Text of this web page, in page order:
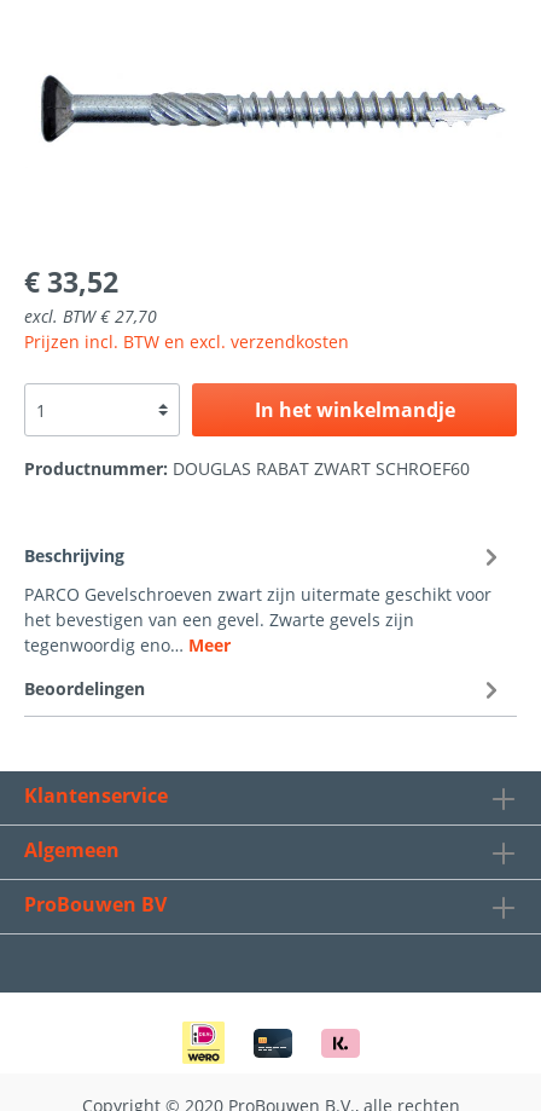
€ 33,52
excl. BTW € 27,70
Prijzen incl. BTW en excl. verzendkosten
In het winkelmandje
Productnummer: DOUGLAS RABAT ZWART SCHROEF60
Beschrijving
PARCO Gevelschroeven zwart zijn uitermate geschikt voor
het bevestigen van een gevel. Zwarte gevels zijn
tegenwoordig eno… Meer
Beoordelingen
Klantenservice
Algemeen
ProBouwen BV
Copyright © 2020 ProBouwen B.V., alle rechten